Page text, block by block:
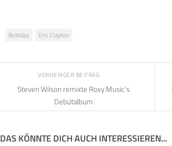
Birthday Eric Clapton
VORHERIGER BEITRAG
Steven Wilson remixte Roxy Music’s
Debütalbum
DAS KÖNNTE DICH AUCH INTERESSIEREN...